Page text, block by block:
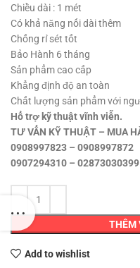
Chiều dài : 1 mét
Có khả năng nối dài thêm
Chống rỉ sét tốt
Bảo Hành 6 tháng
Sản phẩm cao cấp
Khẳng định độ an toàn
Chất lượng sản phẩm với
Hổ trợ kỹ thuật vĩnh viễn.
TƯ VẤN KỸ THUẬT – MUA
0908997823 – 0908997872
0907294310 – 02873030399
THÊM
Add to wishlist